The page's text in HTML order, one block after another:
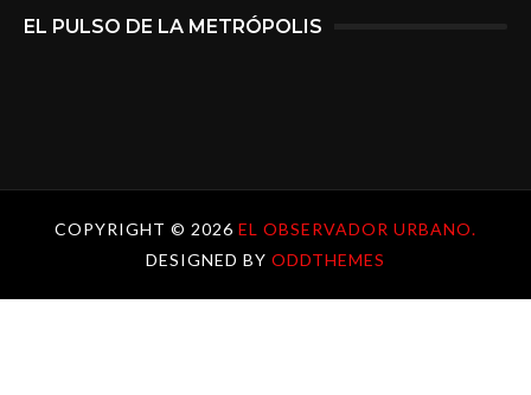
EL PULSO DE LA METRÓPOLIS
COPYRIGHT © 2026 EL OBSERVADOR URBANO.
DESIGNED BY ODDTHEMES